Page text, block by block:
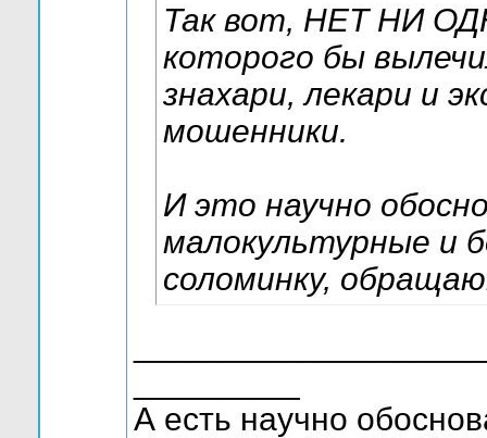
Так вот, НЕТ НИ
которого бы
знахари, лекари и
мошенники.
И это научно
малокультурные и
соломинку,
А есть научно